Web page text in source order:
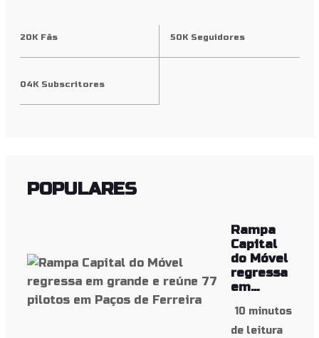
20K Fãs 50K Seguidores
04K Subscritores
POPULARES
Rampa
Capital
do Móvel
regressa
em...
10 minutos
de leitura